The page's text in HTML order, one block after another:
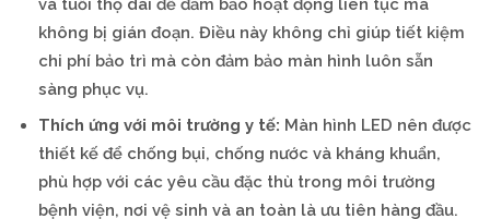
và tuổi thọ dài để đảm bảo hoạt động liên tục mà
không bị gián đoạn. Điều này không chỉ giúp tiết kiệm
chi phí bảo trì mà còn đảm bảo màn hình luôn sẵn
sàng phục vụ.
Thích ứng với môi trường y tế: Màn hình LED nên được
thiết kế để chống bụi, chống nước và kháng khuẩn,
phù hợp với các yêu cầu đặc thù trong môi trường
bệnh viện, nơi vệ sinh và an toàn là ưu tiên hàng đầu.